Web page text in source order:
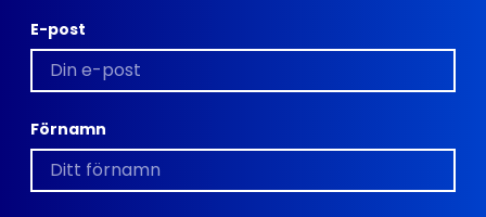
E-post
Förnamn